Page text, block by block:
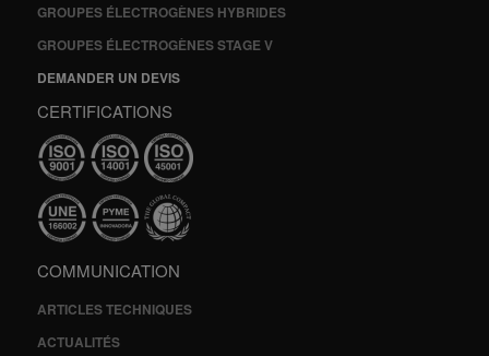
GROUPES ÉLECTROGÈNES HYBRIDES
GROUPES ÉLECTROGÈNES STAGE V
DEMANDER UN DEVIS
CERTIFICATIONS
COMMUNICATION
ARTICLES TECHNIQUES
ACTUALITÉS